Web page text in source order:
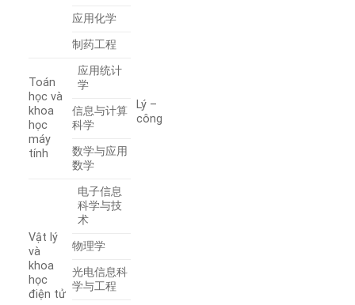
Lý –
công
应用化学
制药工程
Toán
học và
khoa
học
máy
tính
应用统计
学
信息与计算
科学
数学与应用
数学
Vật lý
và
khoa
học
điện tử
电子信息
科学与技
术
物理学
光电信息科
学与工程